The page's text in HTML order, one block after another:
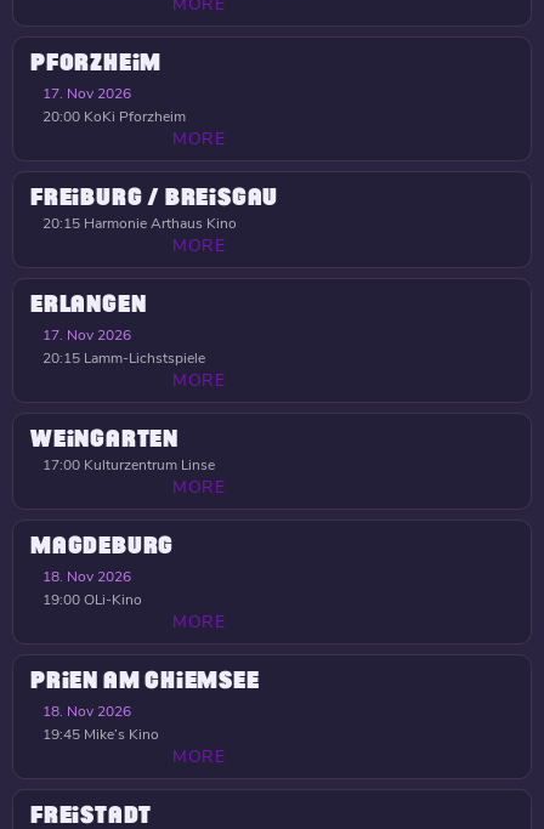
PFORZHEIM
17. Nov 2026
20:00 KoKi Pforzheim
MORE
FREIBURG / BREISGAU
20:15 Harmonie Arthaus Kino
MORE
ERLANGEN
17. Nov 2026
20:15 Lamm-Lichstspiele
MORE
WEINGARTEN
17:00 Kulturzentrum Linse
MORE
MAGDEBURG
18. Nov 2026
19:00OLi-Kino
MORE
PRIEN AM CHIEMSEE
18. Nov 2026
19:45 Mike’s Kino
MORE
FREISTADT